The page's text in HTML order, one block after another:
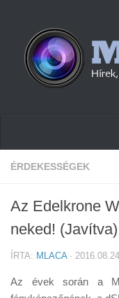
Hírek
Cikkek
Tudástár
ÉRDEKESSÉGEK
Az Edelkrone
neked! (Javítva)
ÍRTA: MLACA· 2016.08.24
Az évek során a